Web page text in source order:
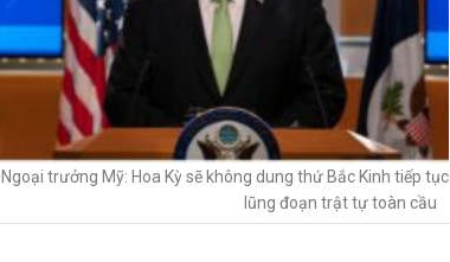
Ngoại trưởng Mỹ: Hoa Kỳ sẽ không dung thứ Bắc Kinh tiếp tục
lũng đoạn trật tự toàn cầu